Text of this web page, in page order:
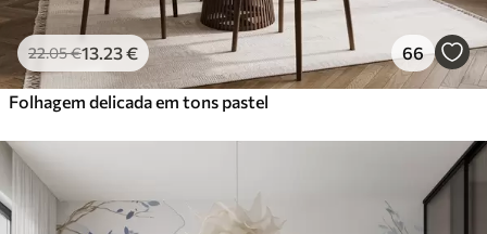
22.05€13 .23€ 66
Folhagem delicada em tons pastel